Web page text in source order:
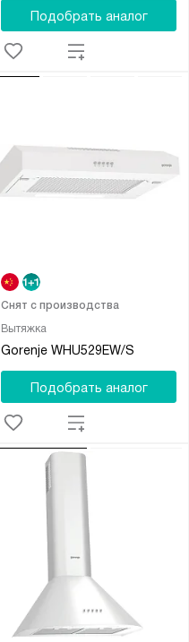
Подобрать аналог
Вытяжка
Gorenje WHU529EW/S
Снят с производства
Подобрать аналог